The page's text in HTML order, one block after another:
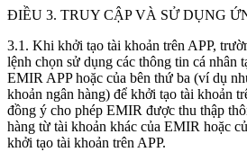
ĐIỀU 3. TRUY CẬP VÀ SỬ DỤNG
3.1. Khi khởi tạo tài khoản trên APP,
lệnh chọn sử dụng các thông tin cá nhân
EMIR APP hoặc của bên thứ ba (ví dụ
khoản ngân hàng) để khởi tạo tài khoản
đồng ý cho phép EMIR được thu thập
hàng từ tài khoản khác của EMIR hoặc
khởi tạo tài khoản trên APP.